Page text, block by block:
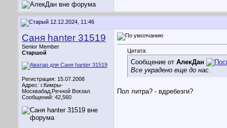
12.12.2024, 11:46
Саня hanter 31519
Senior Member
Старшой
Регистрация: 15.07.2008
Адрес: г.Кимры-
Москвабад,Речной Вокзал.
Сообщений: 42,560
Цитата:
Сообщение от АлекДан
Все украдено еще до нас.
Пол литра? - вдребезги?